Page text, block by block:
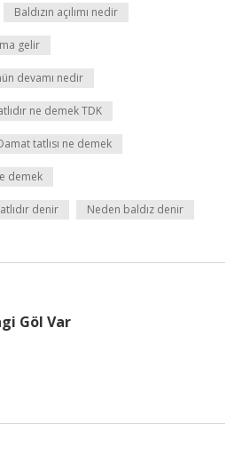
Baldızın açılımı nedir
gelir
devamı nedir
ne demek TDK
tatlısı ne demek
demek
denir Neden baldız denir
Göl Var